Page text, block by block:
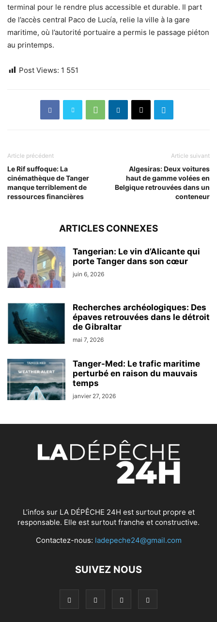
terminal pour le rendre plus accessible et durable. Il part
de l’accès central Paco de Lucía, relie la ville à la gare
maritime, où l’autorité portuaire a permis le passage piéton
au printemps.
Post Views: 1 551
Article précédent
Le Rif suffoque: La
cinémathèque de Tanger
manque terriblement de
ressources financières
Article suivant
Algesiras: Deux voitures
haut de gamme volées en
Belgique retrouvées dans un
conteneur
ARTICLES CONNEXES
Tangerian: Le vin d’Alicante qui
porte Tanger dans son cœur
juin 6, 2026
Recherches archéologiques: Des
épaves retrouvées dans le détroit
de Gibraltar
mai 7, 2026
Tanger-Med: Le trafic maritime
perturbé en raison du mauvais
temps
janvier 27, 2026
L’infos sur LA DÉPÊCHE 24H est surtout propre et
responsable. Elle est surtout franche et constructive.
Contactez-nous: ladepeche24@gmail.com
SUIVEZ NOUS